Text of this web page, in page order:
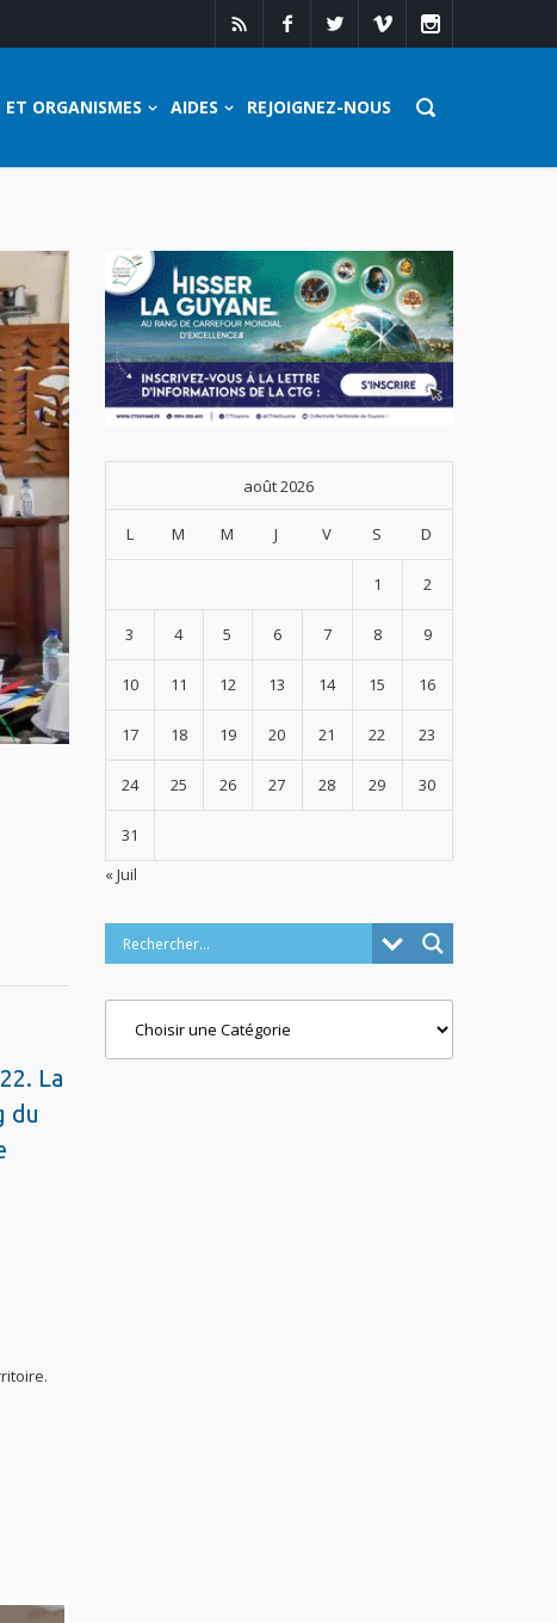
ORGANISMES AIDES REJOIGNEZ-NOUS
La
du
août 2026
L M M J V S D
1 2
3 4 5 6 7 8 9
10 11 12 13 14 15 16
17 18 19 20 21 22 23
24 25 26 27 28 29 30
31
« Juil